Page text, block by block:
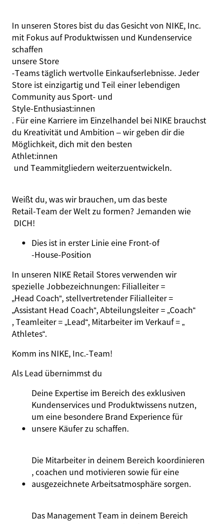
In unseren Stores bist du das Gesicht von NIKE, Inc.
mit Fokus auf Produktwissen und Kundenservice
schaffen
unsere Store
‑Teams täglich wertvolle Einkaufserlebnisse. Jeder
Store ist einzigartig und Teil einer lebendigen
Community aus Sport‑ und
Style‑Enthusiast:innen
. Für eine Karriere im Einzelhandel bei NIKE brauchst
du Kreativität und Ambition – wir geben dir die
Möglichkeit, dich mit den besten
Athlet:innen
und Teammitgliedern weiterzuentwickeln.
Weißt du, was wir brauchen, um das beste
Retail‑Team der Welt zu formen? Jemanden wie
DICH!
Dies ist in erster Linie eine Front‑of
‑House‑Position
In unseren NIKE Retail Stores verwenden wir
spezielle Jobbezeichnungen: Filialleiter =
„Head Coach“, stellvertretender Filialleiter =
„Assistant Head Coach“, Abteilungsleiter =„Coach“
, Teamleiter =„Lead“, Mitarbeiter im Verkauf =„
Athletes“.
Komm ins NIKE, Inc.‑Team!
Als Lead übernimmst du
Deine Expertise im Bereich desexklusiven
Kundenservices und Produktwissens nutzen,
um eine besondere Brand Experiencefür
unsere Käuferzu schaffen.
Die Mitarbeiterin deinem Bereich koordinieren
, coachen und motivieren sowiefüreine
ausgezeichneteArbeitsatmosphäresorgen.
Das Management Team in deinem Bereich